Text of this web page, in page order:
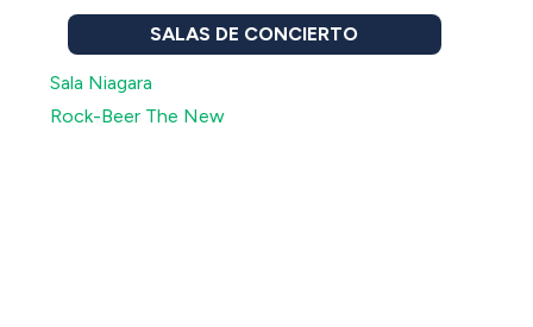
SALAS DE CONCIERTO
Sala Niagara
Rock-Beer The New